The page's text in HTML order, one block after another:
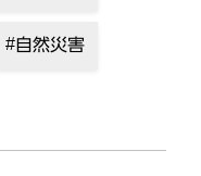
自然災害